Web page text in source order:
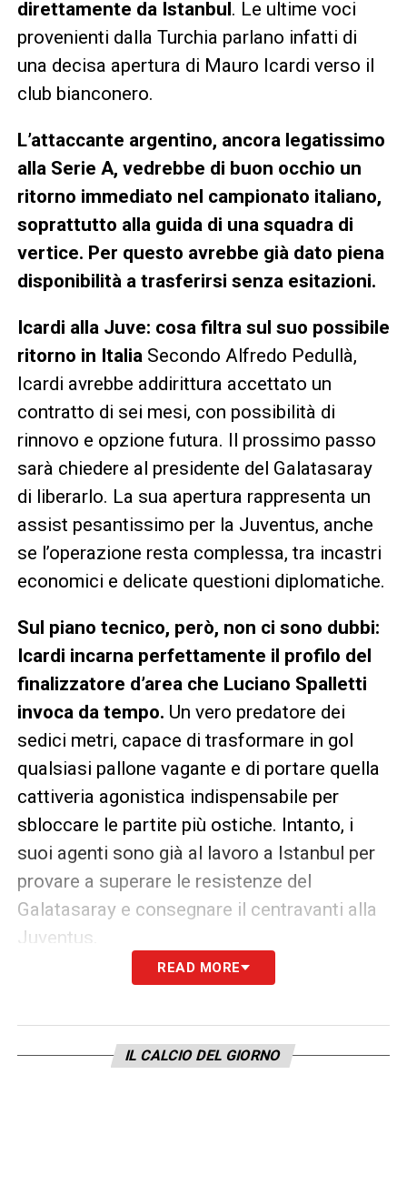
direttamente da Istanbul. Le ultime voci
provenienti dalla Turchia parlano infatti di
una decisa apertura di Mauro Icardi verso il
club bianconero.
L’attaccante argentino, ancora legatissimo
alla Serie A, vedrebbe di buon occhio un
ritorno immediato nel campionato italiano,
soprattutto alla guida di una squadra di
vertice. Per questo avrebbe già dato piena
disponibilità a trasferirsi senza esitazioni.
Icardi alla Juve: cosa filtra sul suo possibile
ritorno in Italia Secondo Alfredo Pedullà,
Icardi avrebbe addirittura accettato un
contratto di sei mesi, con possibilità di
rinnovo e opzione futura. Il prossimo passo
sarà chiedere al presidente del Galatasaray
di liberarlo. La sua apertura rappresenta un
assist pesantissimo per la Juventus, anche
se l’operazione resta complessa, tra incastri
economici e delicate questioni diplomatiche.
Sul piano tecnico, però, non ci sono dubbi:
Icardi incarna perfettamente il profilo del
finalizzatore d’area che Luciano Spalletti
invoca da tempo. Un vero predatore dei
sedici metri, capace di trasformare in gol
qualsiasi pallone vagante e di portare quella
cattiveria agonistica indispensabile per
sbloccare le partite più ostiche. Intanto, i
suoi agenti sono già al lavoro a Istanbul per
provare a superare le resistenze del
Galatasaray e consegnare il centravanti alla
Juventus.
LEGGI ANCHE –Ultime Notizie Serie A:
campionato italiano
READ MORE
IL CALCIO DEL GIORNO